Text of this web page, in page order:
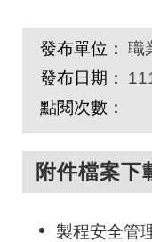
發布單位： 職
發布日期：
點閱次數：
附件檔案下
製程安全管